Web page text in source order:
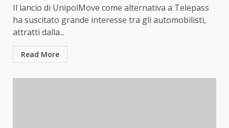
Il lancio di UnipolMove come alternativa a Telepass
ha suscitato grande interesse tra gli automobilisti,
attratti dalla...
Read More